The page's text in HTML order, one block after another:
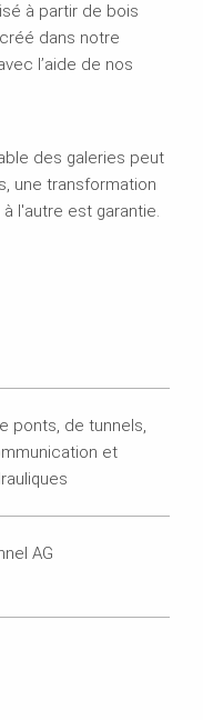
à partir de bois
dans notre
l’aide de nos
des galeries peut
une transformation
l'autre est garantie.
ponts, de tunnels,
et
AG